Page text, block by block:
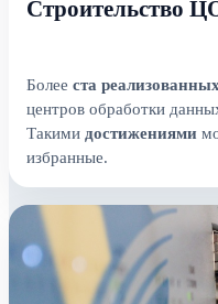
Строительство
Более ста реализованных
центров обработки
Такими достижениями
избранные.